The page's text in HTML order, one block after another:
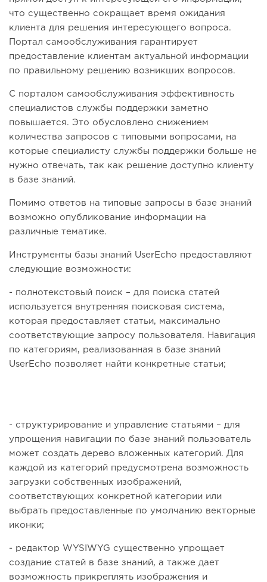
что существенно сокращает время ожидания
клиента для решения интересующего вопроса.
Портал самообслуживания гарантирует
предоставление клиентам актуальной информации
по правильному решению возникших вопросов.
С порталом самообслуживания эффективность
специалистов службы поддержки заметно
повышается. Это обусловлено снижением
количества запросов с типовыми вопросами, на
которые специалисту службы поддержки больше не
нужно отвечать, так как решение доступно клиенту
в базе знаний.
Помимо ответов на типовые запросы в базе знаний
возможно опубликование информации на
различные тематике.
Инструменты базы знаний UserEcho предоставляют
следующие возможности:
- полнотекстовый поиск – для поиска статей
используется внутренняя поисковая система,
которая предоставляет статьи, максимально
соответствующие запросу пользователя. Навигация
по категориям, реализованная в базе знаний
UserEcho позволяет найти конкретные статьи;
- структурирование и управление статьями – для
упрощения навигации по базе знаний пользователь
может создать дерево вложенных категорий. Для
каждой из категорий предусмотрена возможность
загрузки собственных изображений,
соответствующих конкретной категории или
выбрать предоставленные по умолчанию векторные
иконки;
- редактор WYSIWYG существенно упрощает
создание статей в базе знаний, а также дает
возможность прикреплять изображения и